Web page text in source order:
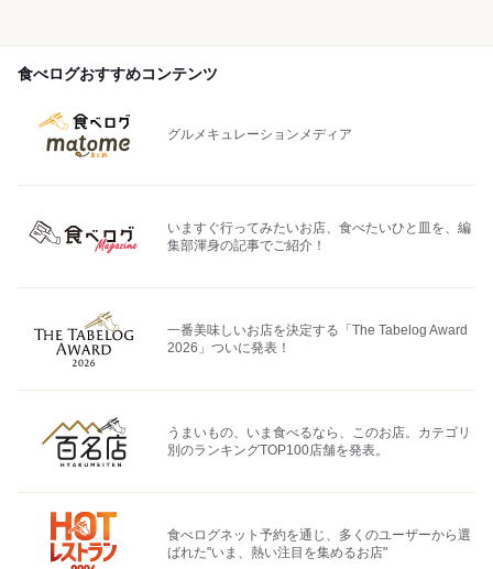
食べログおすすめコンテンツ
グルメキュレーションメディア
いますぐ行ってみたいお店、食べたいひと皿を、編
集部渾身の記事でご紹介！
一番美味しいお店を決定する「The Tabelog Award
2026」ついに発表！
うまいもの、いま食べるなら、このお店。カテゴリ
別のランキングTOP100店舗を発表。
食べログネット予約を通じ、多くのユーザーから選
ばれた"いま、熱い注目を集めるお店"